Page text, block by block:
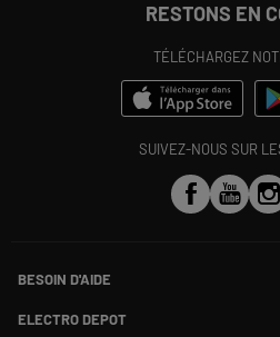
RESTONS EN
TÉLÉCHARGEZ
SUIVEZ-NOUS SUR
BESOIN D'AIDE
Suivre ma commande
ELECTRO DEPOT